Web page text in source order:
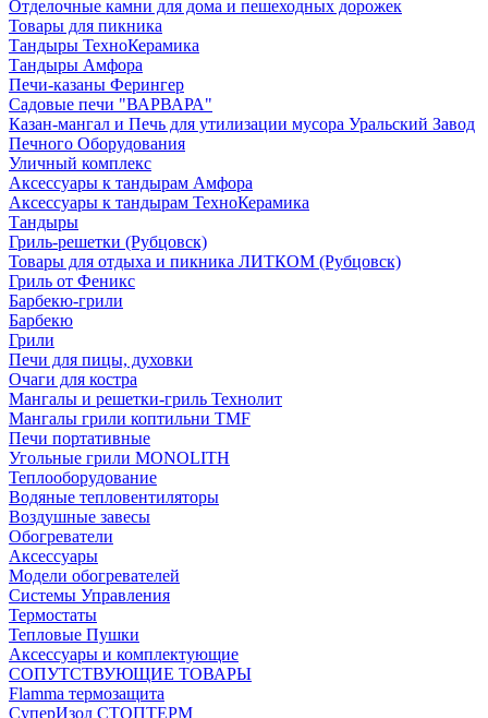
Отделочные камни для дома и пешеходных дорожек
Товары для пикника
Тандыры ТехноКерамика
Тандыры Амфора
Печи-казаны Ферингер
Садовые печи "ВАРВАРА"
Казан-мангал и Печь для утилизации мусора Уральский Завод
Печного Оборудования
Уличный комплекс
Аксессуары к тандырам Амфора
Аксессуары к тандырам ТехноКерамика
Тандыры
Гриль-решетки (Рубцовск)
Товары для отдыха и пикника ЛИТКОМ (Рубцовск)
Гриль от Феникс
Барбекю-грили
Барбекю
Грили
Печи для пицы, духовки
Очаги для костра
Мангалы и решетки-гриль Технолит
Мангалы грили коптильни TMF
Печи портативные
Угольные грили MONOLITH
Теплооборудование
Водяные тепловентиляторы
Воздушные завесы
Обогреватели
Аксессуары
Модели обогревателей
Системы Управления
Термостаты
Тепловые Пушки
Аксессуары и комплектующие
СОПУТСТВУЮЩИЕ ТОВАРЫ
Flamma термозащита
СуперИзол СТОПТЕРМ